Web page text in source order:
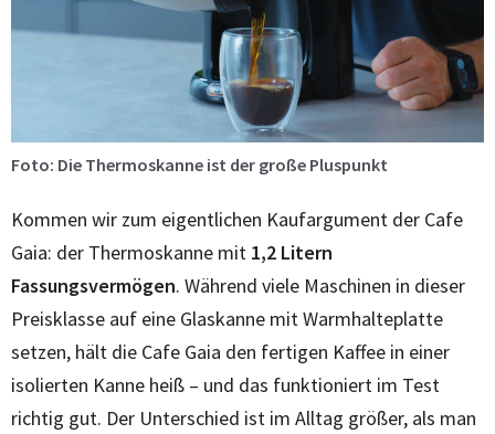
Foto: Die Thermoskanne ist der große Pluspunkt
Kommen wir zum eigentlichen Kaufargument der Cafe
Gaia: der Thermoskanne mit 1,2 Litern
Fassungsvermögen. Während viele Maschinen in dieser
Preisklasse auf eine Glaskanne mit Warmhalteplatte
setzen, hält die Cafe Gaia den fertigen Kaffee in einer
isolierten Kanne heiß – und das funktioniert im Test
richtig gut. Der Unterschied ist im Alltag größer, als man